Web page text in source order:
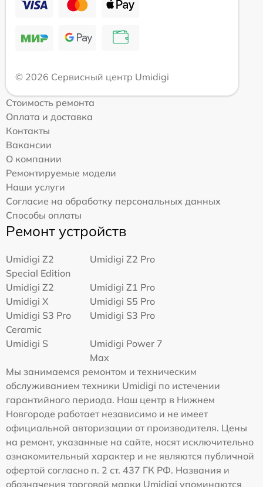
© 2026 Сервисный центр Umidigi
Стоимость ремонта
Оплата и доставка
Контакты
Вакансии
О компании
Ремонтируемые модели
Наши услуги
Согласие на обработку персональных данных
Способы оплаты
Ремонт устройств
Umidigi Z2
Special Edition
Umidigi Z2 Pro
Umidigi Z2
Umidigi Z1 Pro
Umidigi X
Umidigi S5 Pro
Umidigi S3 Pro
Ceramic
Umidigi S3 Pro
Umidigi S
Umidigi Power 7
Max
Мы занимаемся ремонтом и техническим
обслуживанием техники Umidigi по истечении
гарантийного периода. Наш центр в Нижнем
Новгороде работает независимо и не имеет
официальной авторизации от производителя. Цены
на ремонт, указанные на сайте, носят исключительно
ознакомительный характер и не являются публичной
офертой согласно п. 2 ст. 437 ГК РФ. Названия и
обозначения торговой марки Umidigi упоминаются